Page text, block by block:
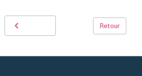
Retour